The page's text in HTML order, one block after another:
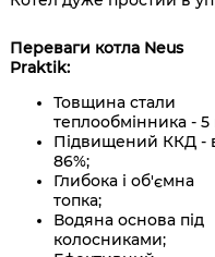
Переваги котла Neus
Praktik:
Товщина стали
теплообмінника -
Підвищений ККД -
86%;
Глибока і об'ємна
топка;
Водяна основа під
колосниками;